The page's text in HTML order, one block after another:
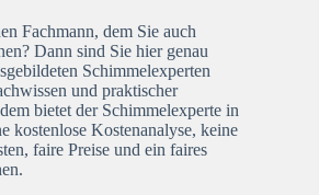
Fachmann, dem Sie auch
Dann sind Sie hier genau
Schimmelexperten
und praktischer
bietet der Schimmelexperte in
kostenlose Kostenanalyse, keine
faire Preise und ein faires